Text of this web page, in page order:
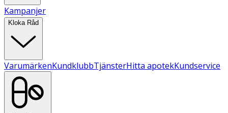
Kampanjer
Kloka Råd
VarumärkenKundklubbTjänsterHitta apotekKundservice